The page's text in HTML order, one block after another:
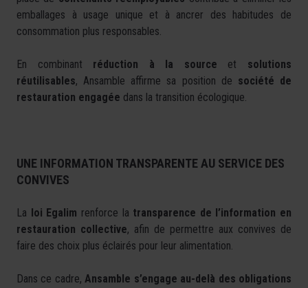
emballages à usage unique et à ancrer des habitudes de
consommation plus responsables.
En combinant réduction à la source et solutions
réutilisables, Ansamble affirme sa position de société de
restauration engagée dans la transition écologique.
UNE INFORMATION TRANSPARENTE AU SERVICE DES
CONVIVES
La loi Egalim renforce la transparence de l’information en
restauration collective, afin de permettre aux convives de
faire des choix plus éclairés pour leur alimentation.
Dans ce cadre,Ansamble s’engage au-delà des obligations